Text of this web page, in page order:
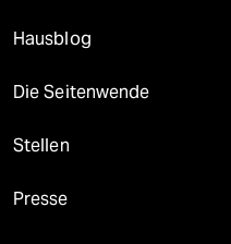
Hausblog
Die Seitenwende
Stellen
Presse